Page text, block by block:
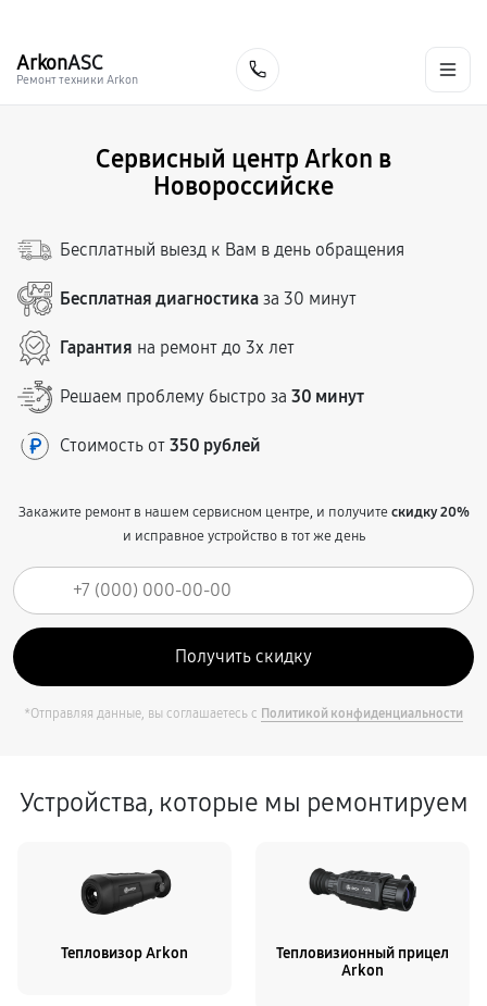
ArkonASC
Ремонт техники Arkon
Сервисный центр Arkon в
Новороссийске
Бесплатный выезд к Вам в день обращения
Бесплатная диагностика за 30 минут
Гарантия на ремонт до 3х лет
Решаем проблему быстро за 30 минут
Стоимость от 350 рублей
Закажите ремонт в нашем сервисном центре, и получитескидку 20%
и исправное устройство в тот же день
*Отправляя данные, вы соглашаетесь с Политикой конфиденциальности
Устройства, которые мы ремонтируем
Тепловизор Arkon
Тепловизионный прицел
Arkon